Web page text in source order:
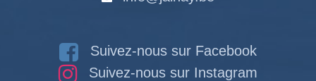
Suivez-nous sur Facebook
Suivez-nous sur Instagram